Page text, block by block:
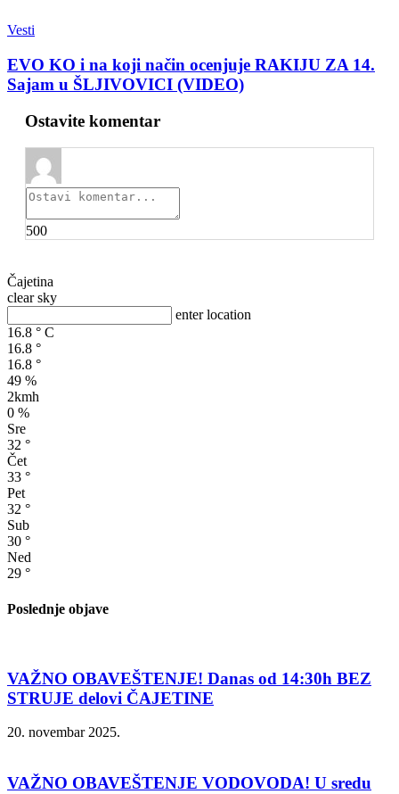
Vesti
EVO KO i na koji način ocenjuje RAKIJU ZA 14.
Sajam u ŠLJIVOVICI (VIDEO)
Ostavite komentar
500
Čajetina
clear sky
enter location
16.8 ° C
16.8 °
16.8 °
49 %
2kmh
0 %
Sre
32 °
Čet
33 °
Pet
32 °
Sub
30 °
Ned
29 °
Poslednje objave
VAŽNO OBAVEŠTENJE! Danas od 14:30h BEZ
STRUJE delovi ČAJETINE
20. novembar 2025.
VAŽNO OBAVEŠTENJE VODOVODA! U sredu